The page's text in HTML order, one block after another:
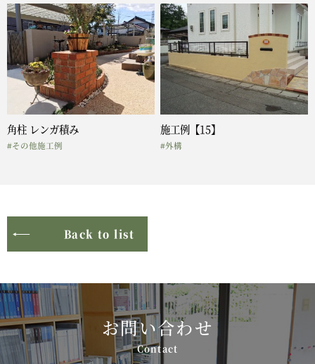
角柱 レンガ積み
#その他施工例
施工例【15】
#外構
Back to list
お問い合わせ